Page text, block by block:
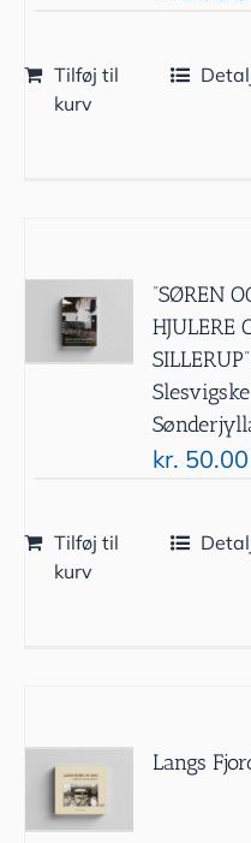
Tilføj til
kurv
”SØREN
HJULERE
kr. 50.00
Tilføj til
kurv
Langs